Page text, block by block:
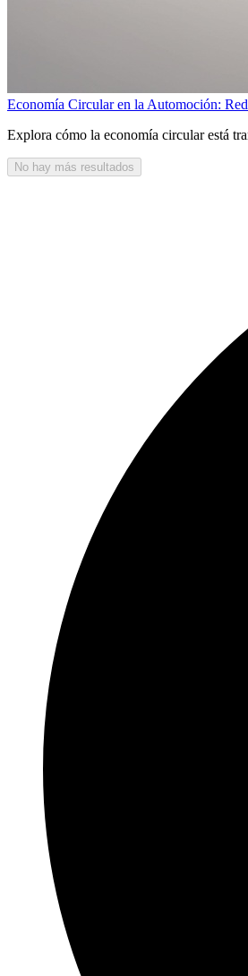
Economía Circular en la Automoción:
Explora cómo la economía circular está
No hay más resultados